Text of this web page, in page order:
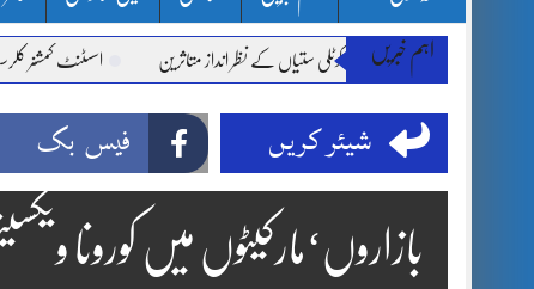
اہم خبریں
لینڈ سلائیڈنگ اور کوٹلی ستیاں کے نظر انداز متاثرین اسسٹنٹ کمشنر کلرسیداں
شیئر کریں فیس بک
بازاروں‘مارکیٹوں میں کورونا